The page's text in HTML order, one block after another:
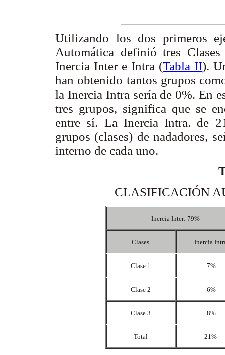
Utilizando los dos primeros
Automática definió tres
Inercia Inter e Intra (Tabla II).
han obtenido tantos grupos
la Inercia Intra sería de 0%. En
tres grupos, significa que se
entre sí. La Inercia Intra. de
grupos (clases) de nadadores,
interno de cada uno.
CLASIFICACIÓN
Inercia Inter: 79%
Clases Inercia
Clase 1 7%
Clase 2 6%
Clase 3 8%
Total 21%